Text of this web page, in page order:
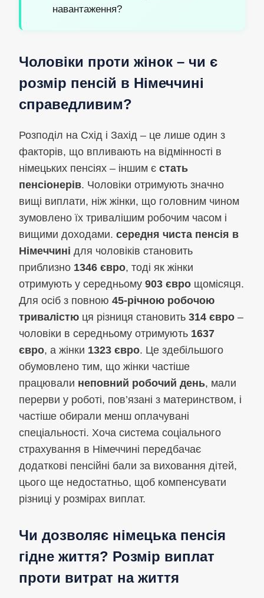
навантаження?
Чоловіки проти жінок – чи є
розмір пенсій в Німеччині
справедливим?
Розподіл на Схід і Захід – це лише один з
факторів, що впливають на відмінності в
німецьких пенсіях – іншим є стать
пенсіонерів. Чоловіки отримують значно
вищі виплати, ніж жінки, що головним чином
зумовлено їх тривалішим робочим часом і
вищими доходами. середня чиста пенсія в
Німеччині для чоловіків становить
приблизно 1346 євро, тоді як жінки
отримують у середньому 903 євро щомісяця.
Для осіб з повною 45-річною робочою
тривалістю ця різниця становить 314 євро –
чоловіки в середньому отримують 1637
євро, а жінки 1323 євро. Це здебільшого
обумовлено тим, що жінки частіше
працювали неповний робочий день, мали
перерви у роботі, пов’язані з материнством, і
частіше обирали менш оплачувані
спеціальності. Хоча система соціального
страхування в Німеччині передбачає
додаткові пенсійні бали за виховання дітей,
цього ще недостатньо, щоб компенсувати
різниці у розмірах виплат.
Чи дозволяє німецька пенсія
гідне життя? Розмір виплат
проти витрат на життя